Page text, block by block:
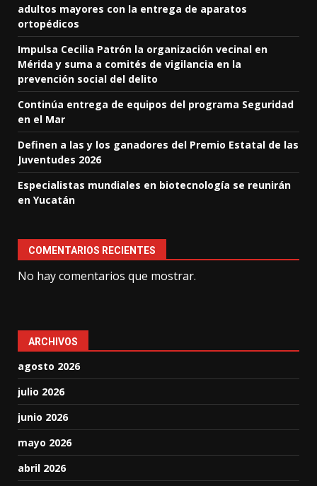
adultos mayores con la entrega de aparatos
ortopédicos
Impulsa Cecilia Patrón la organización vecinal en
Mérida y suma a comités de vigilancia en la
prevención social del delito
Continúa entrega de equipos del programa Seguridad
en el Mar
Definen a las y los ganadores del Premio Estatal de las
Juventudes 2026
Especialistas mundiales en biotecnología se reunirán
en Yucatán
COMENTARIOS RECIENTES
No hay comentarios que mostrar.
ARCHIVOS
agosto 2026
julio 2026
junio 2026
mayo 2026
abril 2026